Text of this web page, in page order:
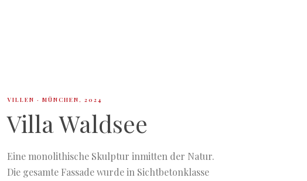
VILLEN · MÜNCHEN, 2024
Villa Waldsee
Eine monolithische Skulptur inmitten der Natur.
Die gesamte Fassade wurde in Sichtbetonklasse